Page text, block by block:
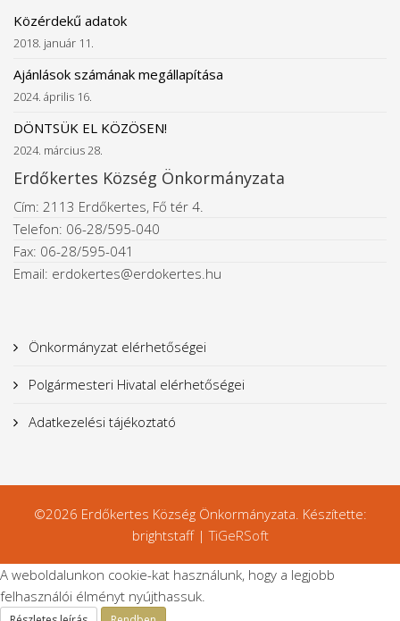
Közérdekű adatok
2018. január 11.
Ajánlások számának megállapítása
2024. április 16.
DÖNTSÜK EL KÖZÖSEN!
2024. március 28.
Erdőkertes Község Önkormányzata
Cím: 2113 Erdőkertes, Fő tér 4.
Telefon: 06-28/595-040
Fax: 06-28/595-041
Email: erdokertes@erdokertes.hu
Önkormányzat elérhetőségei
Polgármesteri Hivatal elérhetőségei
Adatkezelési tájékoztató
©2026 Erdőkertes Község Önkormányzata. Készítette:
brightstaff |TiGeRSoft
A weboldalunkon cookie-kat használunk, hogy a legjobb
felhasználói élményt nyújthassuk.